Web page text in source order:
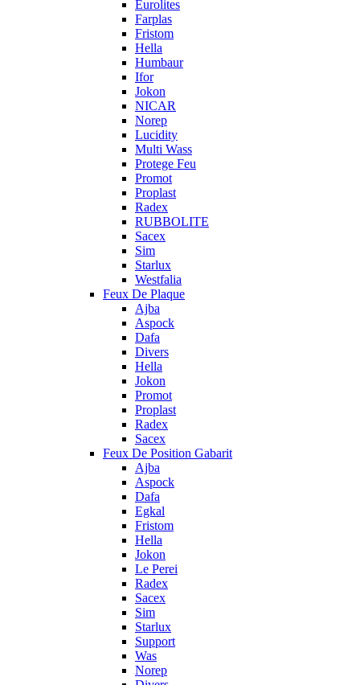
Eurolites
Farplas
Fristom
Hella
Humbaur
Ifor
Jokon
NICAR
Norep
Lucidity
Multi Wass
Protege Feu
Promot
Proplast
Radex
RUBBOLITE
Sacex
Sim
Starlux
Westfalia
Feux De Plaque
Ajba
Aspock
Dafa
Divers
Hella
Jokon
Promot
Proplast
Radex
Sacex
Feux De Position Gabarit
Ajba
Aspock
Dafa
Egkal
Fristom
Hella
Jokon
Le Perei
Radex
Sacex
Sim
Starlux
Support
Was
Norep